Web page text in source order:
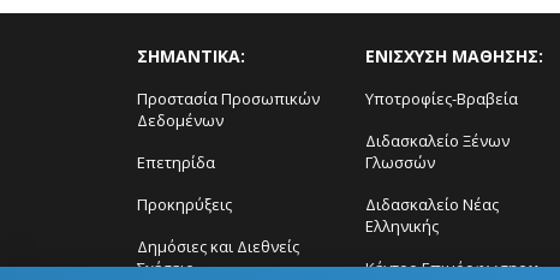
ΣΗΜΑΝΤΙΚΑ:
Προστασία Προσωπικών
Δεδομένων
Επετηρίδα
Προκηρύξεις
Δημόσιες και Διεθνείς
Σχέσεις
ΕΝΙΣΧΥΣΗ ΜΑΘΗΣΗΣ:
Υποτροφίες-Βραβεία
Διδασκαλείο Ξένων
Γλωσσών
Διδασκαλείο Νέας
Ελληνικής
Κέντρο Επιμόρφωσης ϗ